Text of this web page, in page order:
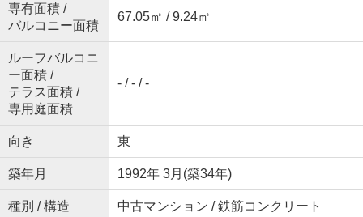
専有面積 /
バルコニー面積
67.05㎡ / 9.24㎡
ルーフバルコニ
ー面積 /
テラス面積 /
専用庭面積
- / - / -
向き 東
築年月 1992年 3月(築34年)
種別 / 構造 中古マンション / 鉄筋コンクリート